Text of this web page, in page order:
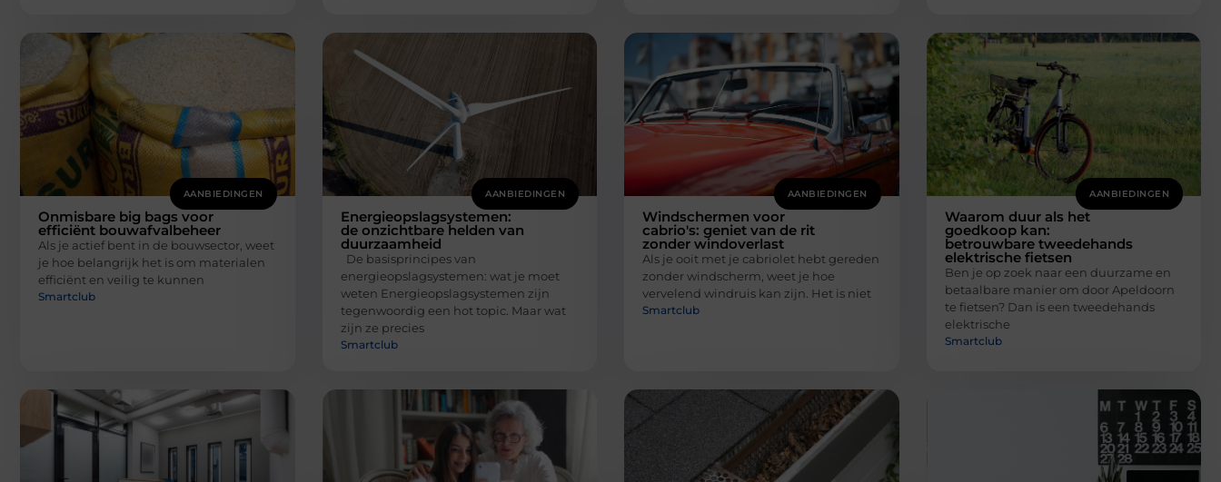
AANBIEDINGEN
Onmisbare big bags voor
efficiënt bouwafvalbeheer
Als je actief bent in de bouwsector, weet
je hoe belangrijk het is om materialen
efficiënt en veilig te kunnen
Smartclub
AANBIEDINGEN
Energieopslagsystemen:
de onzichtbare helden van
duurzaamheid
De basisprincipes van
energieopslagsystemen: wat je moet
weten Energieopslagsystemen zijn
tegenwoordig een hot topic. Maar wat
zijn ze precies
Smartclub
AANBIEDINGEN
Windschermen voor
cabrio's: geniet van de rit
zonder windoverlast
Als je ooit met je cabriolet hebt gereden
zonder windscherm, weet je hoe
vervelend windruis kan zijn. Het is niet
Smartclub
AANBIEDINGEN
Waarom duur als het
goedkoop kan:
betrouwbare tweedehands
elektrische fietsen
Ben je op zoek naar een duurzame en
betaalbare manier om door Apeldoorn
te fietsen? Dan is een tweedehands
elektrische
Smartclub